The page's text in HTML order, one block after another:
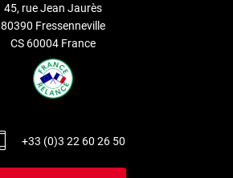
45, rue Jean Jaurès
80390 Fressenneville
CS 60004 France
+33 (0)3 22 60 26 50